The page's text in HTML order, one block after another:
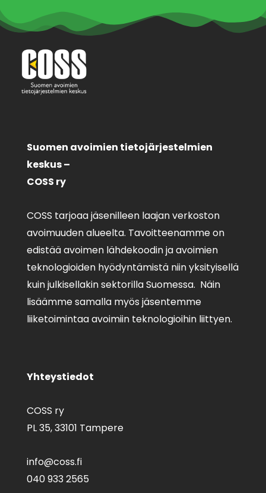
Suomen avoimien tietojärjestelmien
keskus –
COSS ry
COSS tarjoaa jäsenilleen laajan verkoston
avoimuuden alueelta. Tavoitteenamme on
edistää avoimen lähdekoodin ja avoimien
teknologioiden hyödyntämistä niin yksityisellä
kuin julkisellakin sektorilla Suomessa. Näin
lisäämme samalla myös jäsentemme
liiketoimintaa avoimiin teknologioihin liittyen.
Yhteystiedot
COSS ry
PL 35,33101 Tampere
info@coss.fi
040 933 2565